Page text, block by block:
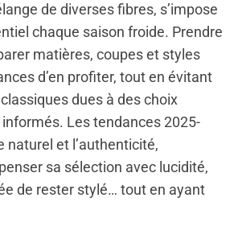
de diverses fibres, s’impose
chaque saison froide. Prendre
matières, coupes et styles
d’en profiter, tout en évitant
dues à des choix
Les tendances 2025-
naturel et l’authenticité,
sa sélection avec lucidité,
de rester stylé… tout en ayant